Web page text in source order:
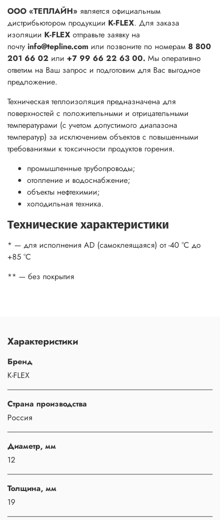
ООО «ТЕПЛАЙН» является официальным
дистрибьютором продукции K-FLEX. Для заказа
изоляции K-FLEX отправьте заявку на
почту info@tepline.com или позвоните по номерам 8 800
201 66 02 или +7 99 66 22 63 00. Мы оперативно
ответим на Ваш запрос и подготовим для Вас выгодное
предложение.
Техническая теплоизоляция предназначена для
поверхностей с положительными и отрицательными
температурами (с учетом допустимого диапазона
температур) за исключением объектов с повышенными
требованиями к токсичности продуктов горения.
промышленные трубопроводы;
отопление и водоснабжение;
объекты нефтехимии;
холодильная техника.
Технические характеристики
* — для исполнения AD (самоклеящаяся) от -40 °С до
+85 °С
** — без покрытия
Характеристики
Бренд
K-FLEX
Страна производства
Россия
Диаметр, мм
12
Толщина, мм
19